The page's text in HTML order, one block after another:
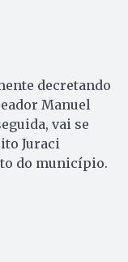
decretando
Manuel
vai se
Juraci
do município.